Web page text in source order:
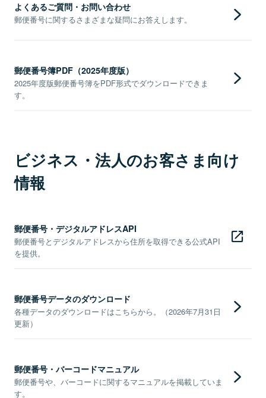
よくあるご質問・お問い合わせ
郵便番号に関するさまざまな疑問にお答えします。
郵便番号簿PDF（2025年度版）
2025年度版郵便番号簿をPDF形式でダウンロードできま
す。
ビジネス・法人のお客さま向け
情報
郵便番号・デジタルアドレスAPI
郵便番号とデジタルアドレスから住所を取得できる公式API
を提供。
郵便番号データのダウンロード
各種データのダウンロードはこちらから。（2026年7月31日
更新）
郵便番号・バーコードマニュアル
郵便番号や、バーコードに関するマニュアルを掲載していま
す。